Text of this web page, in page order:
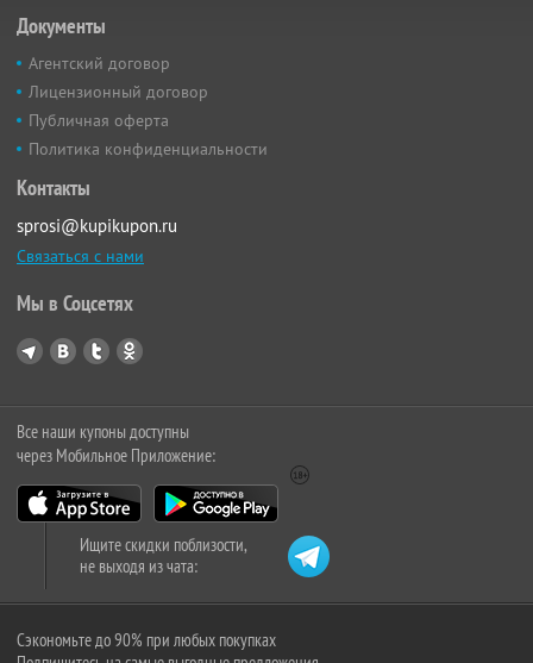
Документы
Агентский договор
Лицензионный договор
Публичная оферта
Политика конфиденциальности
Контакты
sprosi@kupikupon.ru
Связаться с нами
Мы в Соцсетях
Все наши купоны доступны
через Мобильное Приложение:
Ищите скидки поблизости,
не выходя из чата:
Сэкономьте до 90% при любых покупках